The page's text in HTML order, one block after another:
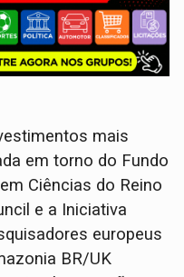
mais
em torno do Fundo
Ciências do Reino
e a Iniciativa
europeus
BR/UK